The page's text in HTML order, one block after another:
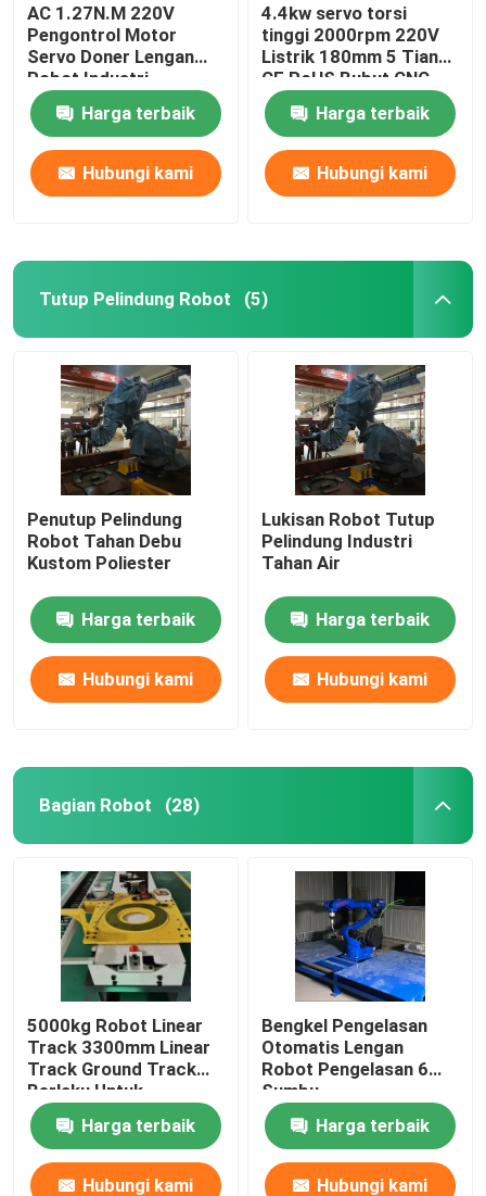
AC 1.27N.M 220V
Pengontrol Motor
Servo Doner Lengan
Robot Industri
Harga terbaik
Hubungi kami
4.4kw servo torsi
tinggi 2000rpm 220V
Listrik 180mm 5 Tiang
CE RoHS Bubut CNC
Standar
Harga terbaik
Hubungi kami
Tutup Pelindung Robot (5)
Penutup Pelindung
Robot Tahan Debu
Kustom Poliester
Harga terbaik
Hubungi kami
Lukisan Robot Tutup
Pelindung Industri
Tahan Air
Harga terbaik
Hubungi kami
Bagian Robot (28)
5000kg Robot Linear
Track 3300mm Linear
Track Ground Track
Berlaku Untuk
YASKAWA FANUC 6
Axis Industrial Robot
Arm
Harga terbaik
Hubungi kami
Bengkel Pengelasan
Otomatis Lengan
Robot Pengelasan 6
Sumbu
Harga terbaik
Hubungi kami